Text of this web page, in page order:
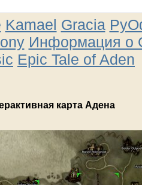
Kamael Gracia
Информация о
Epic Tale of Aden
карта Адена